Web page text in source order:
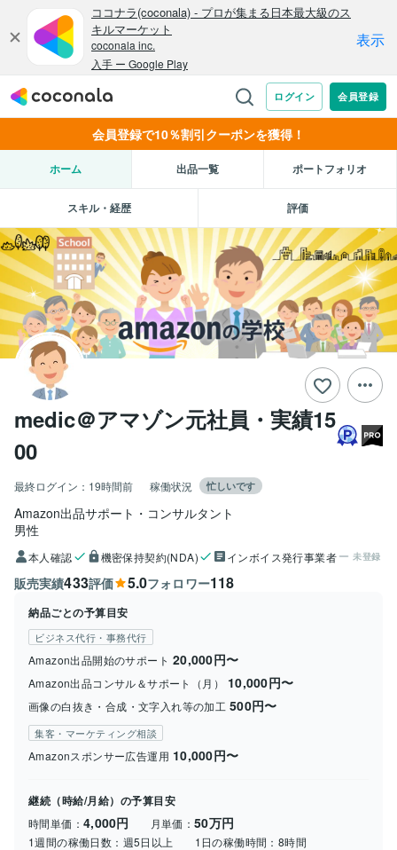
会員登録で10％割引クーポンを獲得！
ホーム 出品一覧 ポートフォリオ
スキル・経歴 評価
medic＠アマゾン元社員・実績15
00
最終ログイン： 19時間前 稼働状況 忙しいです
Amazon出品サポート・コンサルタント
男性
本人確認 機密保持契約(NDA) インボイス発行事業者 未登録
販売実績433評価 5.0フォロワー118
納品ごとの予算目安
ビジネス代行・事務代行
Amazon出品開始のサポート 20,000円〜
Amazon出品コンサル＆サポート（月） 10,000円〜
画像の白抜き・合成・文字入れ等の加工 500円〜
集客・マーケティング相談
Amazonスポンサー広告運用 10,000円〜
継続（時給/月給）の予算目安
時間単価： 4,000円 月単価：50万円
1週間の稼働日数： 週5日以上 1日の稼働時間： 8時間